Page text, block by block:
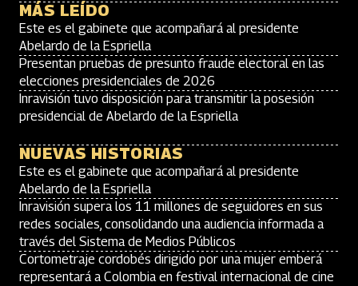
MÁS LEÍDO
Este es el gabinete que acompañará al presidente
Abelardo de la Espriella
Presentan pruebas de presunto fraude electoral en las
elecciones presidenciales de 2026
Inravisión tuvo disposición para transmitir la posesión
presidencial de Abelardo de la Espriella
NUEVAS HISTORIAS
Este es el gabinete que acompañará al presidente
Abelardo de la Espriella
Inravisión supera los 11 millones de seguidores en sus
redes sociales, consolidando una audiencia informada a
través del Sistema de Medios Públicos
Cortometraje cordobés dirigido por una mujer emberá
representará a Colombia en festival internacional de cine